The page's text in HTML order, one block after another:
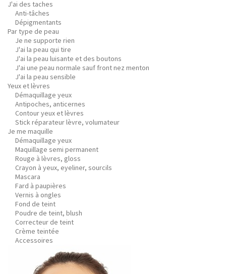
J'ai des taches
Anti-tâches
Dépigmentants
Par type de peau
Je ne supporte rien
J'ai la peau qui tire
J'ai la peau luisante et des boutons
J'ai une peau normale sauf front nez menton
J'ai la peau sensible
Yeux et lèvres
Démaquillage yeux
Antipoches, anticernes
Contour yeux et lèvres
Stick réparateur lèvre, volumateur
Je me maquille
Démaquillage yeux
Maquillage semi permanent
Rouge à lèvres, gloss
Crayon à yeux, eyeliner, sourcils
Mascara
Fard à paupières
Vernis à ongles
Fond de teint
Poudre de teint, blush
Correcteur de teint
Crème teintée
Accessoires